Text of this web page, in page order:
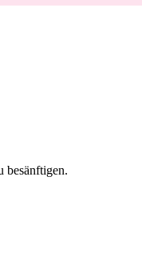
besänftigen.